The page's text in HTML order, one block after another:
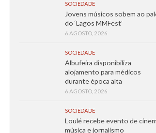
SOCIEDADE
Jovens músicos sobem ao
do ‘Lagos MMFest’
6 AGOSTO, 2026
SOCIEDADE
Albufeira disponibiliza
alojamento para médicos
durante época alta
6 AGOSTO, 2026
SOCIEDADE
Loulé recebe evento de
música e jornalismo